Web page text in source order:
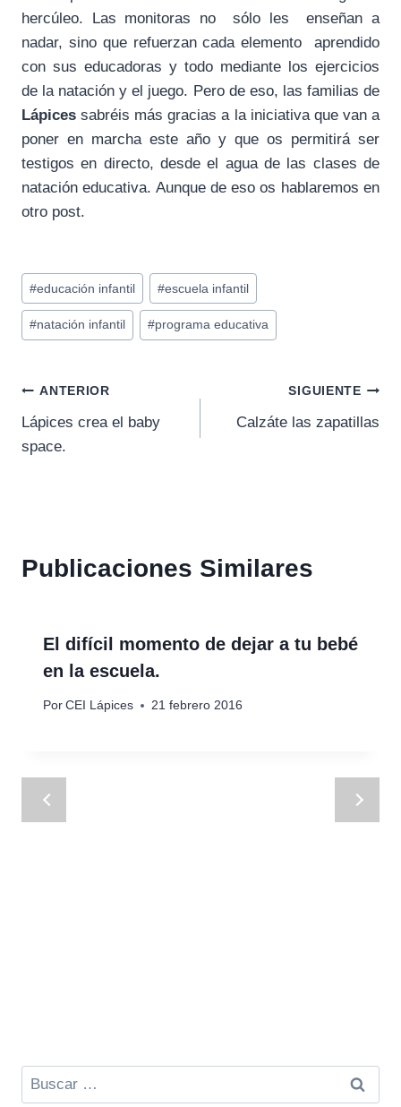
hercúleo. Las monitoras no sólo les enseñan a
nadar, sino que refuerzan cada elemento aprendido
con sus educadoras y todo mediante los ejercicios
de la natación y el juego. Pero de eso, las familias de
Lápices sabréis más gracias a la iniciativa que van a
poner en marcha este año y que os permitirá ser
testigos en directo, desde el agua de las clases de
natación educativa. Aunque de eso os hablaremos en
otro post.
Etiquetas
de
la
#educación infantil #escuela infantil
#natación infantil #programa educativa
Navegación
de
ANTERIOR
Lápices crea el baby
space.
SIGUIENTE
Calzáte las zapatillas
Publicaciones Similares
El difícil momento de dejar a tu bebé
en la escuela.
Por CEI Lápices 21 febrero 2016
Buscar: